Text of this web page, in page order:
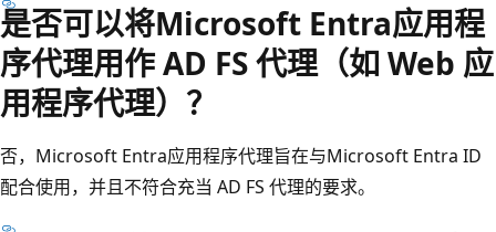
是否可以将Microsoft Entra应用程
序代理用作 AD FS 代理（如 Web 应
用程序代理）？
否，Microsoft Entra应用程序代理旨在与Microsoft Entra ID
配合使用，并且不符合充当 AD FS 代理的要求。